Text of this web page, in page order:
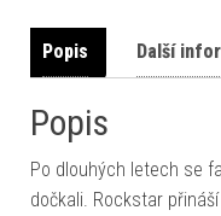
Popis Další
Popis
Po dlouhých letech se
dočkali. Rockstar